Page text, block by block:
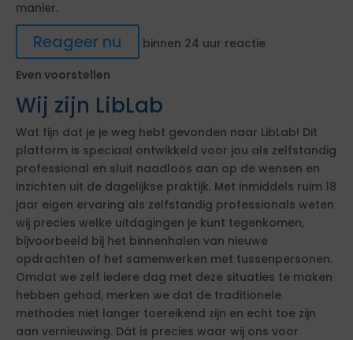
manier.
Reageer nu
binnen 24 uur reactie
Even voorstellen
Wij zijn LibLab
Wat fijn dat je je weg hebt gevonden naar LibLab! Dit
platform is speciaal ontwikkeld voor jou als zelfstandig
professional en sluit naadloos aan op de wensen en
inzichten uit de dagelijkse praktijk. Met inmiddels ruim 18
jaar eigen ervaring als zelfstandig professionals weten
wij precies welke uitdagingen je kunt tegenkomen,
bijvoorbeeld bij het binnenhalen van nieuwe
opdrachten of het samenwerken met tussenpersonen.
Omdat we zelf iedere dag met deze situaties te maken
hebben gehad, merken we dat de traditionele
methodes niet langer toereikend zijn en echt toe zijn
aan vernieuwing. Dát is precies waar wij ons voor